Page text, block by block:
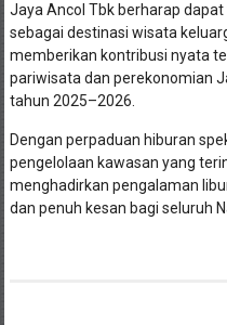
Jaya Ancol Tbk berharap
sebagai destinasi wisata
memberikan kontribusi nyata
pariwisata dan perekonomian
tahun 2025–2026.
Dengan perpaduan hiburan
pengelolaan kawasan yang
menghadirkan pengalaman
dan penuh kesan bagi seluruh